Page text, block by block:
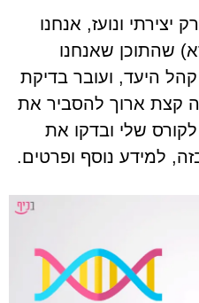
ונועז, אנחנו
שהתוכן שאנחנו
היעד, ועובר בדיקת
זה קצת ארוך להסביר את
שלי ובדקו את
למידע נוסף ופרטים.